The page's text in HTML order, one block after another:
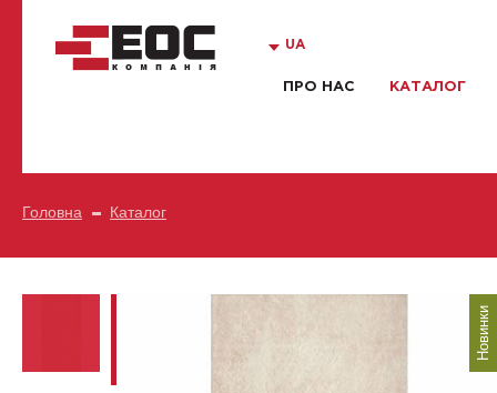
UA
ПРО НАС КАТАЛОГ
Головна Каталог
Новинки